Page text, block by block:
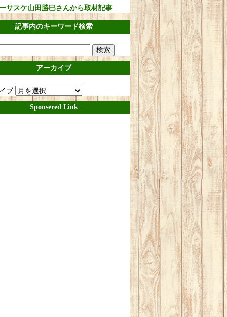
サスケ山田勝巳さんから取材記事
記事内のキーワード検索
アーカイブ
ブ
Sponsered Link